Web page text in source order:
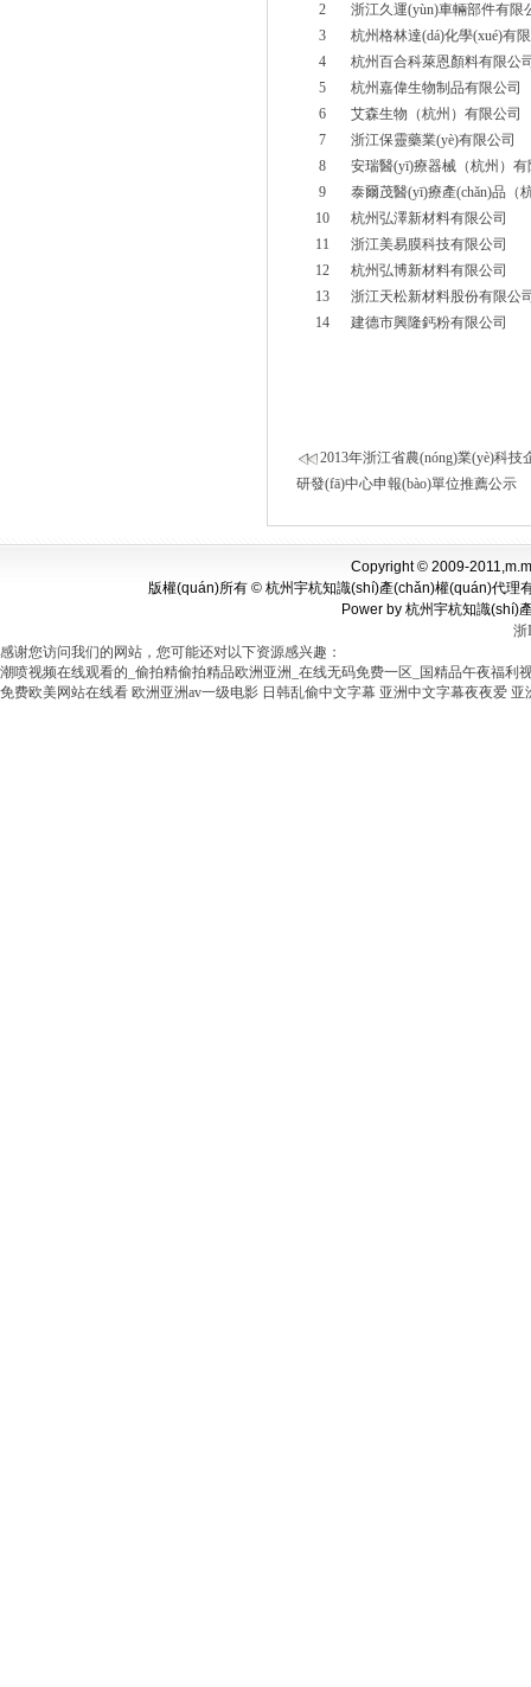
2
浙江久運(yùn)車輛部件有限
3
杭州格林達(dá)化學(xué)有
4
杭州百合科萊恩顏料有限公
5
杭州嘉偉生物制品有限公司
6
艾森生物（杭州）有限公司
7
浙江保靈藥業(yè)有限公司
8
安瑞醫(yī)療器械（杭州）有
9
泰爾茂醫(yī)療產(chǎn)品（
10
杭州弘澤新材料有限公司
11
浙江美易膜科技有限公司
12
杭州弘博新材料有限公司
13
浙江天松新材料股份有限公
14
建德市興隆鈣粉有限公司
2013年浙江省農(nóng)業(yè)科技
研發(fā)中心申報(bào)單位推薦公示
Copyright © 2009-
版權(quán)所有 © 杭州宇杭知識(shí)產(chǎn)權(quán)代理
Power by 杭州宇杭知識(shí)
浙
感谢您访问我们的网站，您可能还对以下资源感兴趣：
潮喷视频在线观看的_偷拍精偷拍精品欧洲亚洲_在线无码免费一区_国精品午夜福利
免费欧美网站在线看 欧洲亚洲av一级电影 日韩乱偷中文字幕 亚洲中文字幕夜夜爱 亚